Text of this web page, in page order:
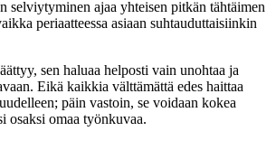
selviytyminen ajaa yhteisen pitkän tähtäimen
periaatteessa asiaan suhtauduttaisiinkin
sen haluaa helposti vain unohtaa ja
Eikä kaikkia välttämättä edes haittaa
päin vastoin, se voidaan kokea
osaksi omaa työnkuvaa.